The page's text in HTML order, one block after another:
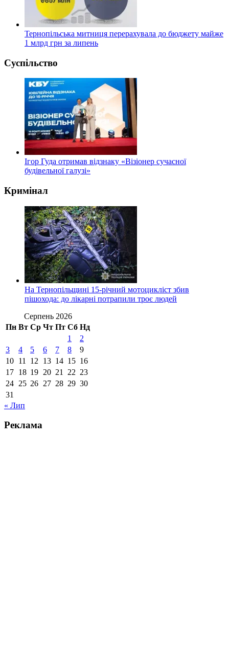
Тернопільська митниця перерахувала до бюджету майже
1 млрд грн за липень
Суспільство
Ігор Гуда отримав відзнаку «Візіонер сучасної
будівельної галузі»
Кримінал
На Тернопільщині 15-річний мотоцикліст збив
пішохода: до лікарні потрапили троє людей
Серпень 2026
Пн Вт Ср Чт Пт Сб Нд
1
2
3
4 5 6 7 8
9
10 11 12 13 14 15 16
17 18 19 20 21 22 23
24 25 26 27 28 29 30
31
« Лип
Реклама